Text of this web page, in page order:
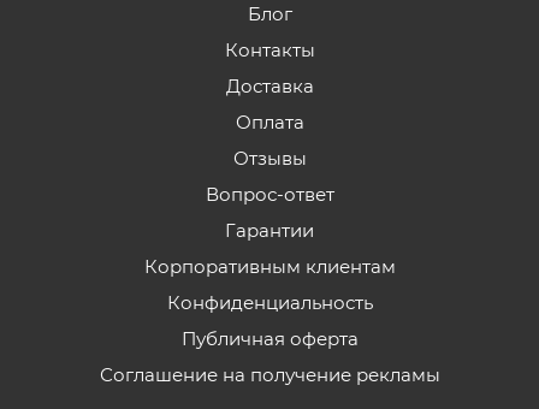
Блог
Контакты
Доставка
Оплата
Отзывы
Вопрос-ответ
Гарантии
Корпоративным клиентам
Конфиденциальность
Публичная оферта
Соглашение на получение рекламы